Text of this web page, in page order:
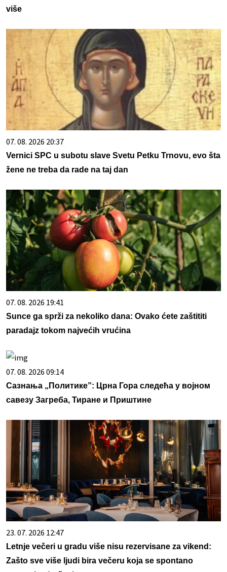
više
07. 08. 2026 20:37
Vernici SPC u subotu slave Svetu Petku Trnovu, evo šta
žene ne treba da rade na taj dan
07. 08. 2026 19:41
Sunce ga sprži za nekoliko dana: Ovako ćete zaštititi
paradajz tokom najvećih vrućina
07. 08. 2026 09:14
Сазнања „Политике”: Црна Гора следећа у војном
савезу Загреба, Тиране и Приштине
23. 07. 2026 12:47
Letnje večeri u gradu više nisu rezervisane za vikend:
Zašto sve više ljudi bira večeru koja se spontano